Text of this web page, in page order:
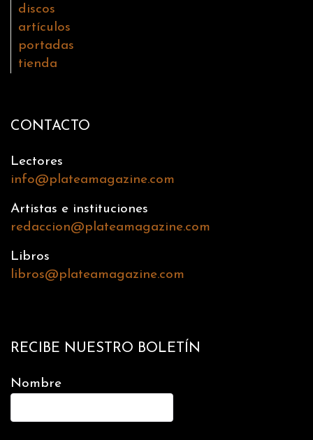
discos
artículos
portadas
tienda
CONTACTO
Lectores
info@plateamagazine.com
Artistas e instituciones
redaccion@plateamagazine.com
Libros
libros@plateamagazine.com
RECIBE NUESTRO BOLETÍN
Nombre